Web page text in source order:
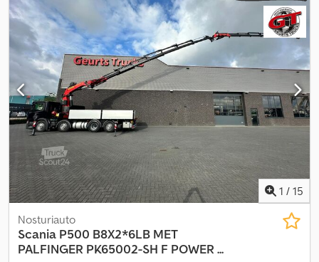
onnettomuudessa, perävaunukytkin,
1 / 15
Nosturiauto
Scania P500 B8X2*6LB MET
PALFINGER PK65002-SH F POWER ...